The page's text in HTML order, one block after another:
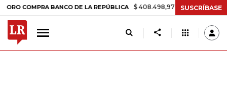
BANCO DE LA REPÚBLICA $ 408.498,97 +$ 8.753,81 +2,19%
SUSCRÍBASE